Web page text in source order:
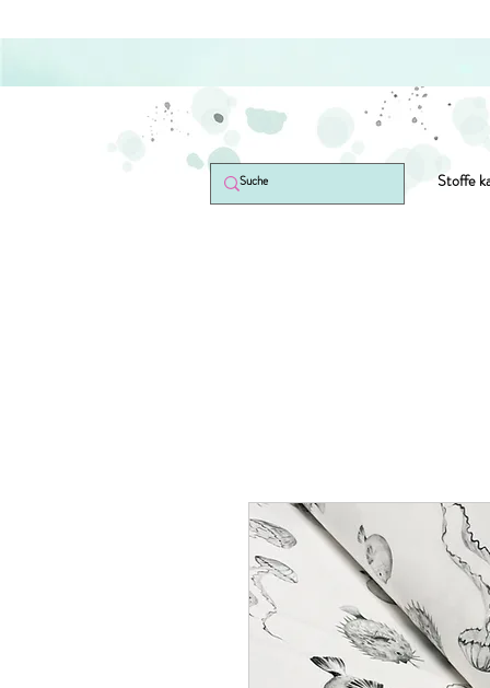
Stoffe